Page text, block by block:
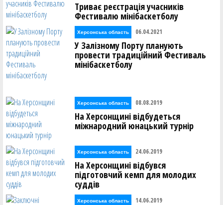
Триває реєстрація учасників
Фестивалю мінібаскетболу
Херсонська область 06.04.2021
У Залізному Порту планують
провести традиційний Фестиваль
мінібаскетболу
Херсонська область 08.08.2019
На Херсонщині відбудеться
міжнародний юнацький турнір
Херсонська область 24.06.2019
На Херсонщині відбувся
підготовчий кемп для молодих
суддів
Херсонська область 14.06.2019